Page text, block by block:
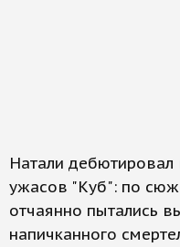
Натали
ужасов "Куб": по
отчаянно пытались
напичканного